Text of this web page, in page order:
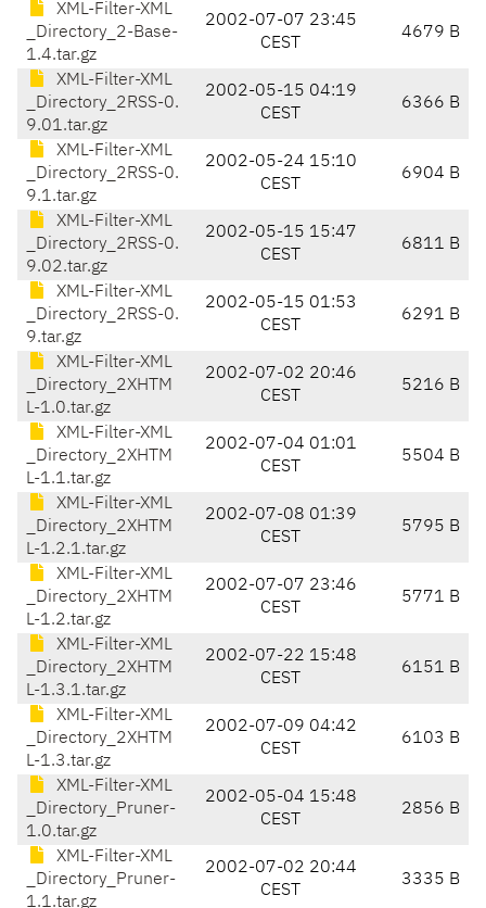
XML-Filter-XML
_Directory_2-Base-
1.4.tar.gz
2002-07-07 23:45
CEST
4679 B
XML-Filter-XML
_Directory_2RSS-0.
9.01.tar.gz
2002-05-15 04:19
CEST
6366 B
XML-Filter-XML
_Directory_2RSS-0.
9.1.tar.gz
2002-05-24 15:10
CEST
6904 B
XML-Filter-XML
_Directory_2RSS-0.
9.02.tar.gz
2002-05-15 15:47
CEST
6811 B
XML-Filter-XML
_Directory_2RSS-0.
9.tar.gz
2002-05-15 01:53
CEST
6291 B
XML-Filter-XML
_Directory_2XHTM
L-1.0.tar.gz
2002-07-02 20:46
CEST
5216 B
XML-Filter-XML
_Directory_2XHTM
L-1.1.tar.gz
2002-07-04 01:01
CEST
5504 B
XML-Filter-XML
_Directory_2XHTM
L-1.2.1.tar.gz
2002-07-08 01:39
CEST
5795 B
XML-Filter-XML
_Directory_2XHTM
L-1.2.tar.gz
2002-07-07 23:46
CEST
5771 B
XML-Filter-XML
_Directory_2XHTM
L-1.3.1.tar.gz
2002-07-22 15:48
CEST
6151 B
XML-Filter-XML
_Directory_2XHTM
L-1.3.tar.gz
2002-07-09 04:42
CEST
6103 B
XML-Filter-XML
_Directory_Pruner-
1.0.tar.gz
2002-05-04 15:48
CEST
2856 B
XML-Filter-XML
_Directory_Pruner-
1.1.tar.gz
2002-07-02 20:44
CEST
3335 B